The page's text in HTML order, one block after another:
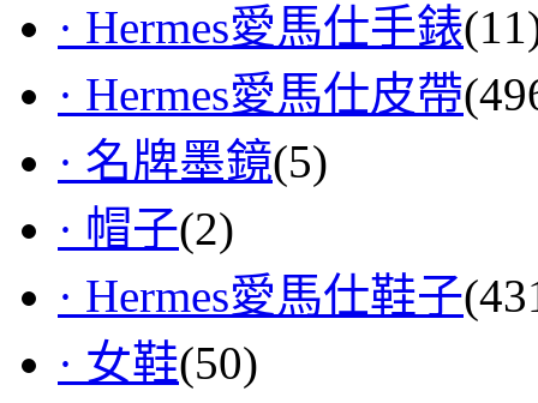
· Hermes愛馬仕手錶
· Hermes愛馬仕皮帶
· 名牌墨鏡(5)
· 帽子(2)
· Hermes愛馬仕鞋子
· 女鞋(50)